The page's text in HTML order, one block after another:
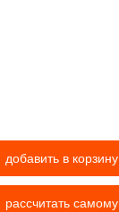
добавить в корзину
рассчитать самому